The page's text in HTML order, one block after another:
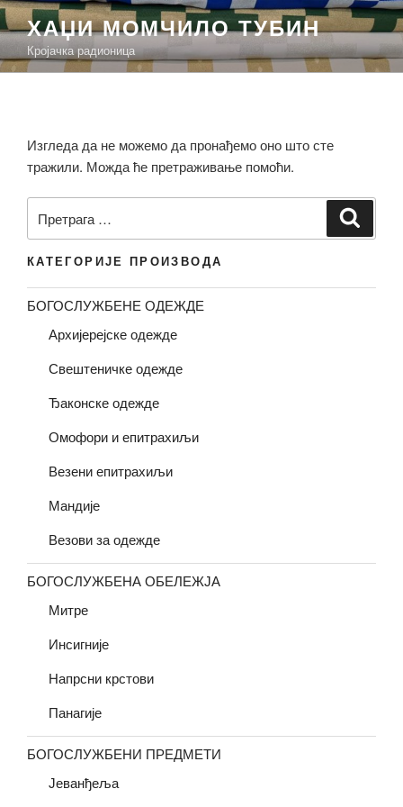
Скочи
на
садржај
ХАЏИ МОМЧИЛО ТУБИН
Кројачка радионица
Изгледа да не можемо да пронађемо оно што сте
тражили. Можда ће претраживање помоћи.
за:
КАТЕГОРИЈЕ ПРОИЗВОДА
БОГОСЛУЖБЕНЕ ОДЕЖДЕ
Архијерејске одежде
Свештеничке одежде
Ђаконске одежде
Омофори и епитрахиљи
Везени епитрахиљи
Мандије
Везови за одежде
БОГОСЛУЖБЕНА ОБЕЛЕЖЈА
Митре
Инсигније
Напрсни крстови
Панагије
БОГОСЛУЖБЕНИ ПРЕДМЕТИ
Јеванђеља